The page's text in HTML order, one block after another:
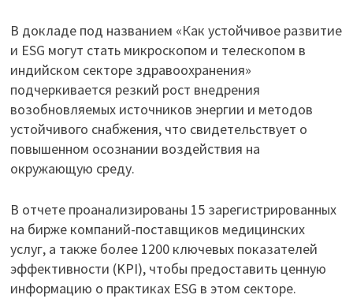
В докладе под названием «Как устойчивое развитие
и ESG могут стать микроскопом и телескопом в
индийском секторе здравоохранения»
подчеркивается резкий рост внедрения
возобновляемых источников энергии и методов
устойчивого снабжения, что свидетельствует о
повышенном осознании воздействия на
окружающую среду.
В отчете проанализированы 15 зарегистрированных
на бирже компаний-поставщиков медицинских
услуг, а также более 1200 ключевых показателей
эффективности (KPI), чтобы предоставить ценную
информацию о практиках ESG в этом секторе.